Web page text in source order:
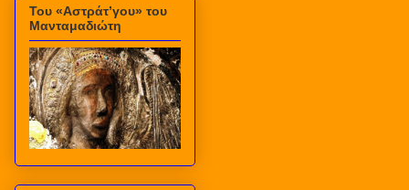
Του «Αστράτ’γου» του
Μανταμαδιώτη